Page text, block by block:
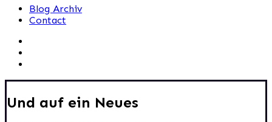
Blog Archiv
Contact
Und auf ein Neues